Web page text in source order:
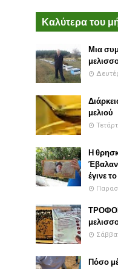
Καλύτερα του
Μια
μελιού
Η
Έβαλαν
έγινε
Πόσο